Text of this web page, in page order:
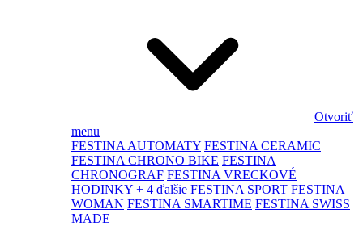
Otvoriť
menu
FESTINA AUTOMATY FESTINA CERAMIC
FESTINA CHRONO BIKE FESTINA
CHRONOGRAF FESTINA VRECKOVÉ
HODINKY + 4 ďalšie FESTINA SPORT FESTINA
WOMAN FESTINA SMARTIME FESTINA SWISS
MADE